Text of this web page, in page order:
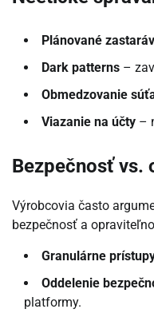
Plánované
Dark patterns –
Obmedzovanie
Viazanie na účty –
Bezpečnosť vs.
Výrobcovia často
bezpečnosť a
Granulárne
Oddelenie
platformy.